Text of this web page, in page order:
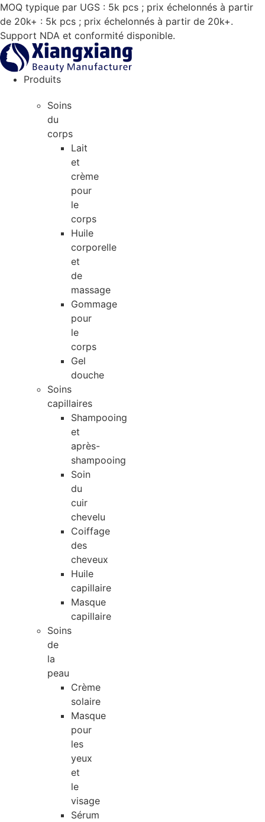
Aller
au
contenu
MOQ typique par UGS : 5k pcs ; prix échelonnés à partir
de 20k+ : 5k pcs ; prix échelonnés à partir de 20k+.
Support NDA et conformité disponible.
Produits
Soins
du
corps
Lait
et
crème
pour
le
corps
Huile
corporelle
et
de
massage
Gommage
pour
le
corps
Gel
douche
Soins
capillaires
Shampooing
et
après-
shampooing
Soin
du
cuir
chevelu
Coiffage
des
cheveux
Huile
capillaire
Masque
capillaire
Soins
de
la
peau
Crème
solaire
Masque
pour
les
yeux
et
le
visage
Sérum